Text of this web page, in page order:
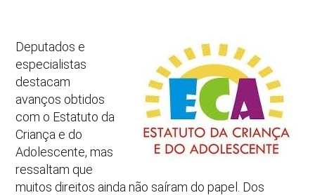
Deputados e
especialistas
destacam
avanços obtidos
com o Estatuto da
Criança e do
Adolescente, mas
ressaltam que
muitos direitos ainda não saíram do papel. Dos